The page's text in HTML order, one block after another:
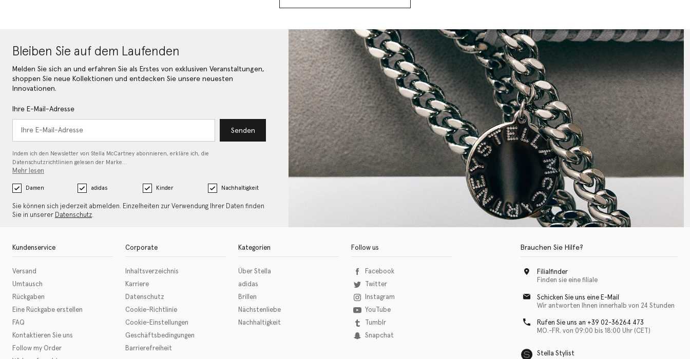
Bleiben Sie auf dem Laufenden
Melden Sie sich an und erfahren Sie als Erstes von exklusiven Veranstaltungen,
shoppen Sie neue Kollektionen und entdecken Sie unsere neuesten
Innovationen.
Ihre E-Mail-Adresse
Senden
Indem ich den Newsletter von Stella McCartney abonnieren, erkläre ich, die
Datenschutzrichtlinien gelesen der Marke…
Mehr lesen
Damen adidas Kinder Nachhaltigkeit
Sie können sich jederzeit abmelden. Einzelheiten zur Verwendung Ihrer Daten finden
Sie in unserer Datenschutz.
Kundenservice
Versand
Umtausch
Rückgaben
Eine Rückgabe erstellen
FAQ
Kontaktieren Sie uns
Follow my Order
Corporate
Inhaltsverzeichnis
Karriere
Datenschutz
Cookie-Richtlinie
Cookie-Einstellungen
Geschäftsbedingungen
Barrierefreiheit
Kategorien
Über Stella
adidas
Brillen
Nächstenliebe
Nachhaltigkeit
Follow us
Facebook
Twitter
Instagram
YouTube
Tumblr
Snapchat
Brauchen Sie Hilfe?
Filialfinder
Finden sie eine filiale
Schicken Sie uns eine E-Mail
Wir antworten Ihnen innerhalb von 24 Stunden
Rufen Sie uns an +39 02-36264 473
MO.-FR. von 09:00 bis 18:00 Uhr (CET)
Stella Stylist